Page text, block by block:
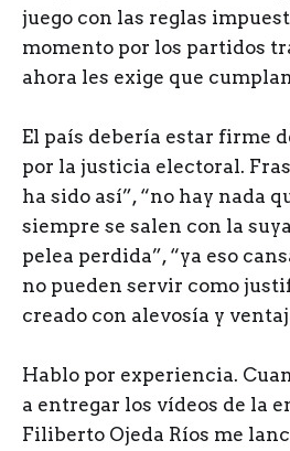
juego con las reglas
momento por los partidos
ahora les exige que
El país debería estar firme
por la justicia electoral.
ha sido así”, “no hay nada
siempre se salen con la
pelea perdida”, “ya eso
no pueden servir como
creado con alevosía y
Hablo por experiencia.
a entregar los vídeos de la
Filiberto Ojeda Ríos me